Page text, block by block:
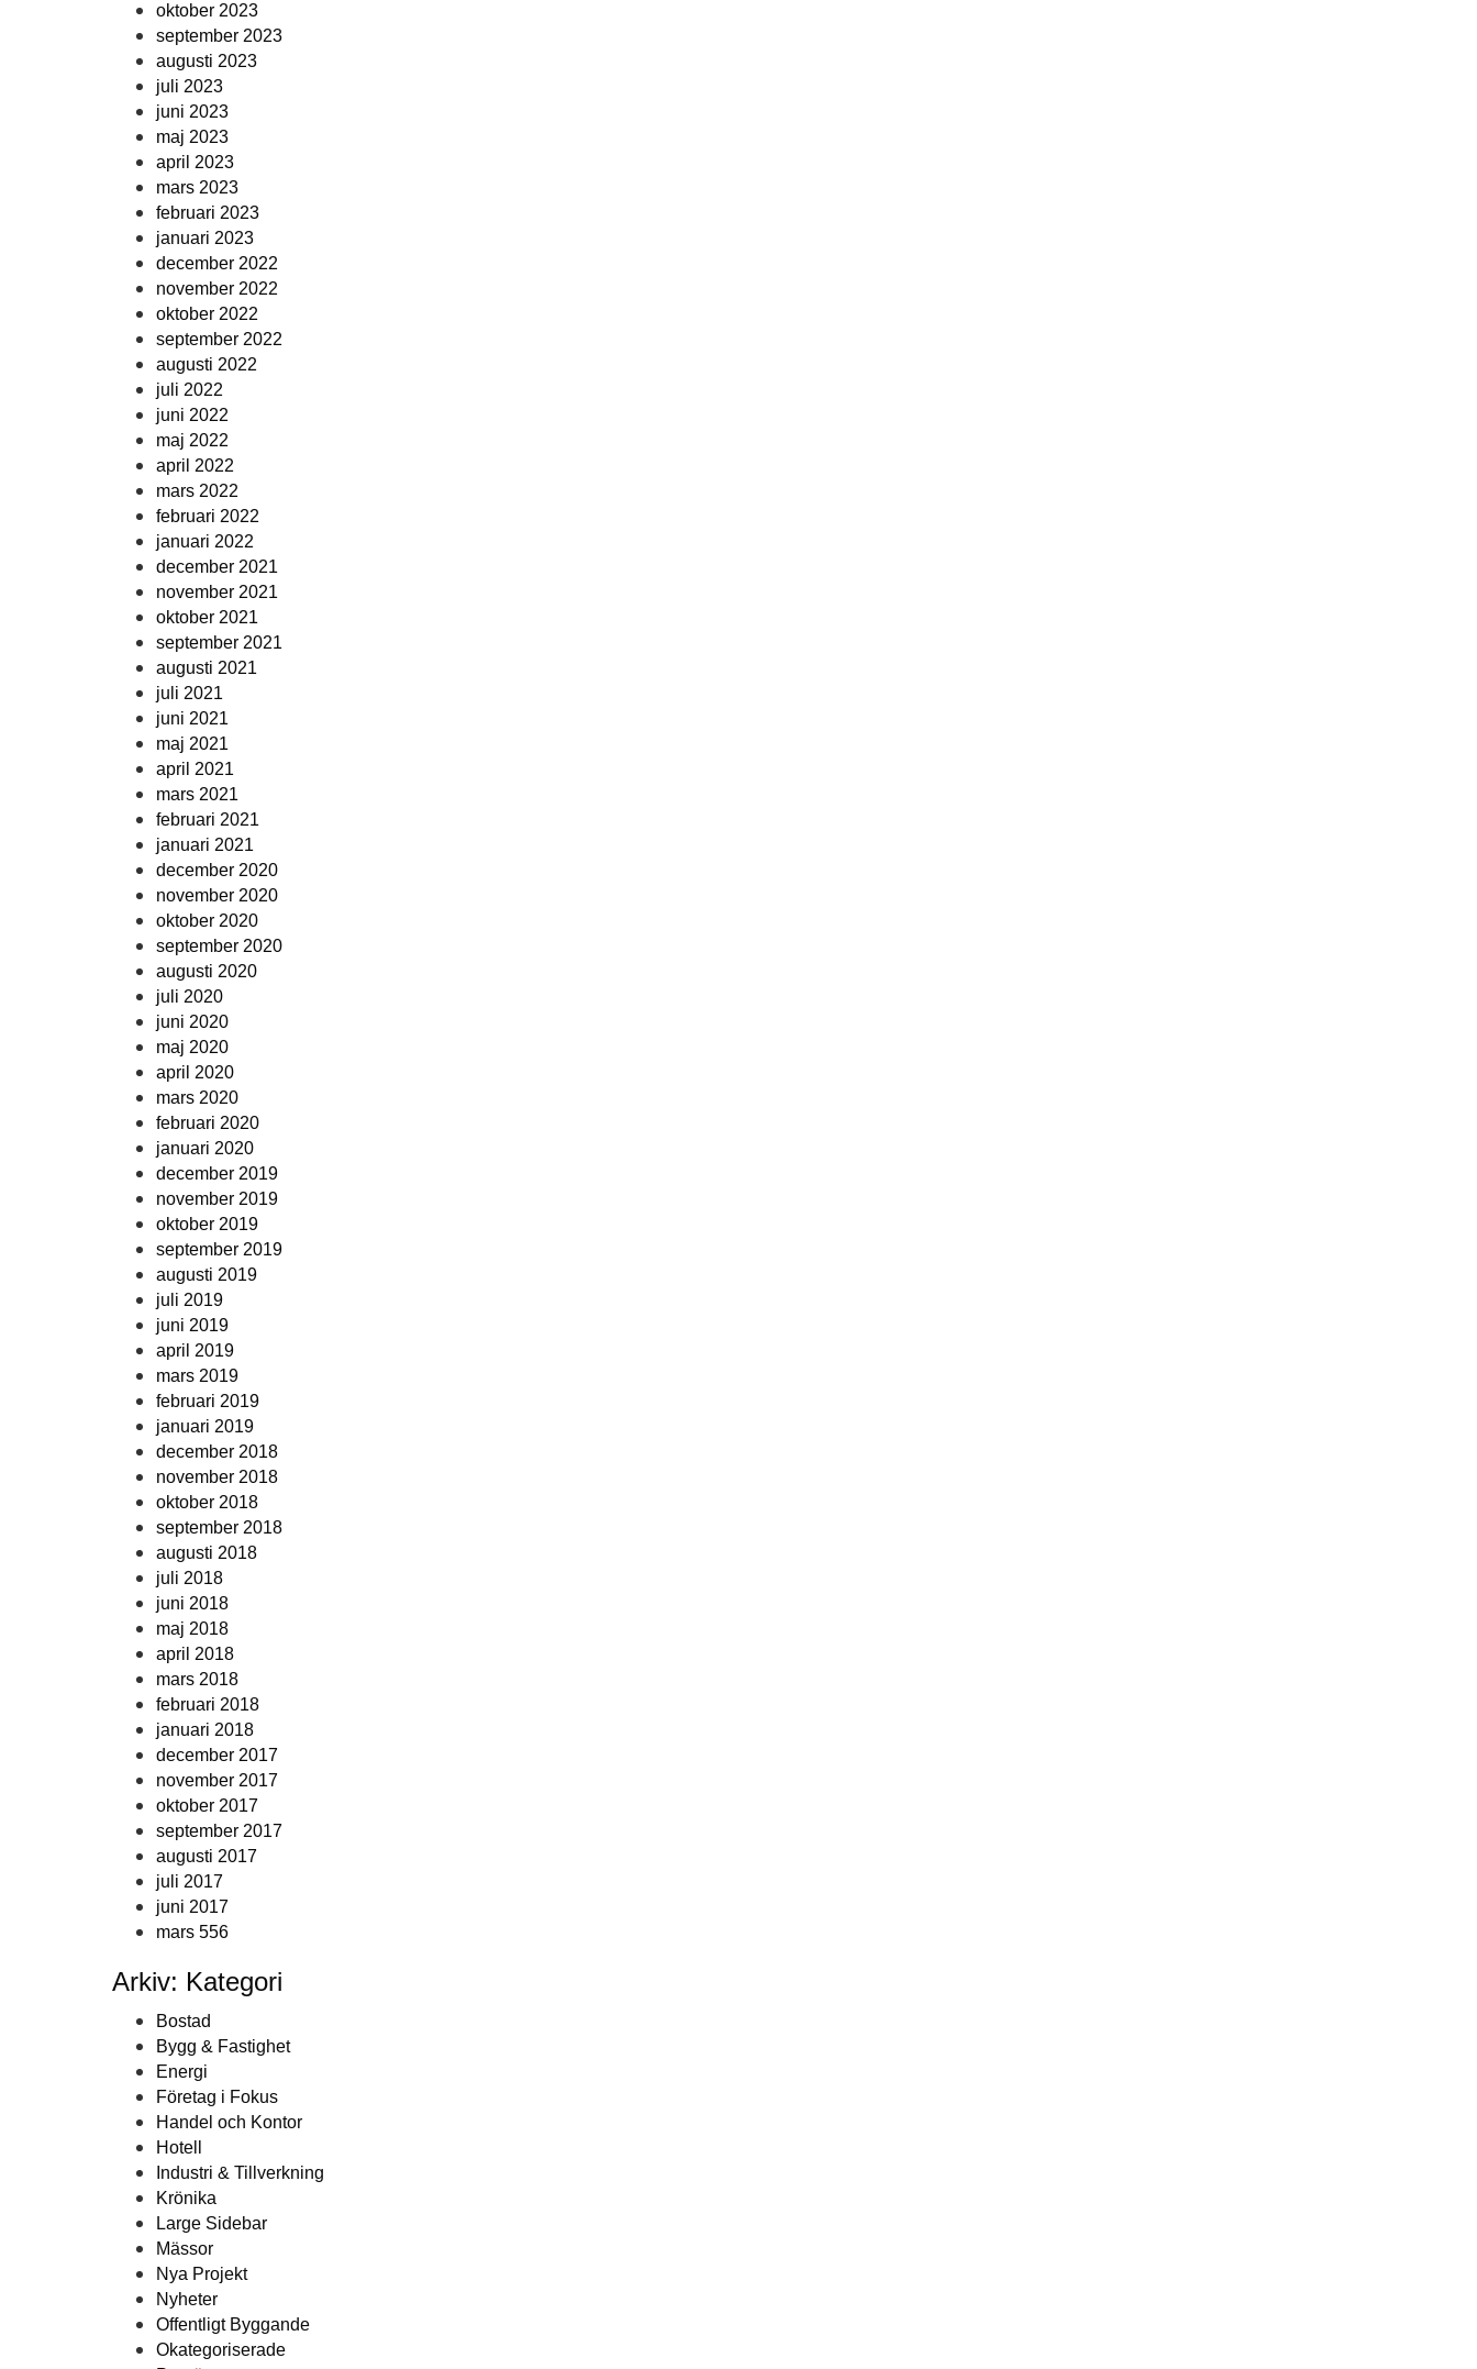
oktober 2023
september 2023
augusti 2023
juli 2023
juni 2023
maj 2023
april 2023
mars 2023
februari 2023
januari 2023
december 2022
november 2022
oktober 2022
september 2022
augusti 2022
juli 2022
juni 2022
maj 2022
april 2022
mars 2022
februari 2022
januari 2022
december 2021
november 2021
oktober 2021
september 2021
augusti 2021
juli 2021
juni 2021
maj 2021
april 2021
mars 2021
februari 2021
januari 2021
december 2020
november 2020
oktober 2020
september 2020
augusti 2020
juli 2020
juni 2020
maj 2020
april 2020
mars 2020
februari 2020
januari 2020
december 2019
november 2019
oktober 2019
september 2019
augusti 2019
juli 2019
juni 2019
april 2019
mars 2019
februari 2019
januari 2019
december 2018
november 2018
oktober 2018
september 2018
augusti 2018
juli 2018
juni 2018
maj 2018
april 2018
mars 2018
februari 2018
januari 2018
december 2017
november 2017
oktober 2017
september 2017
augusti 2017
juli 2017
juni 2017
mars 556
Arkiv: Kategori
Bostad
Bygg & Fastighet
Energi
Företag i Fokus
Handel och Kontor
Hotell
Industri & Tillverkning
Krönika
Large Sidebar
Mässor
Nya Projekt
Nyheter
Offentligt Byggande
Okategoriserade